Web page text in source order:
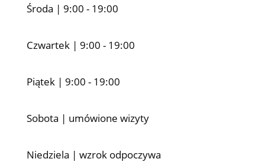
Środa | 9:00 - 19:00
Czwartek | 9:00 - 19:00
Piątek | 9:00 - 19:00
Sobota | umówione wizyty
Niedziela | wzrok odpoczywa